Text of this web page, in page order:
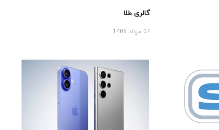
گالری طلا
07 مرداد 1405